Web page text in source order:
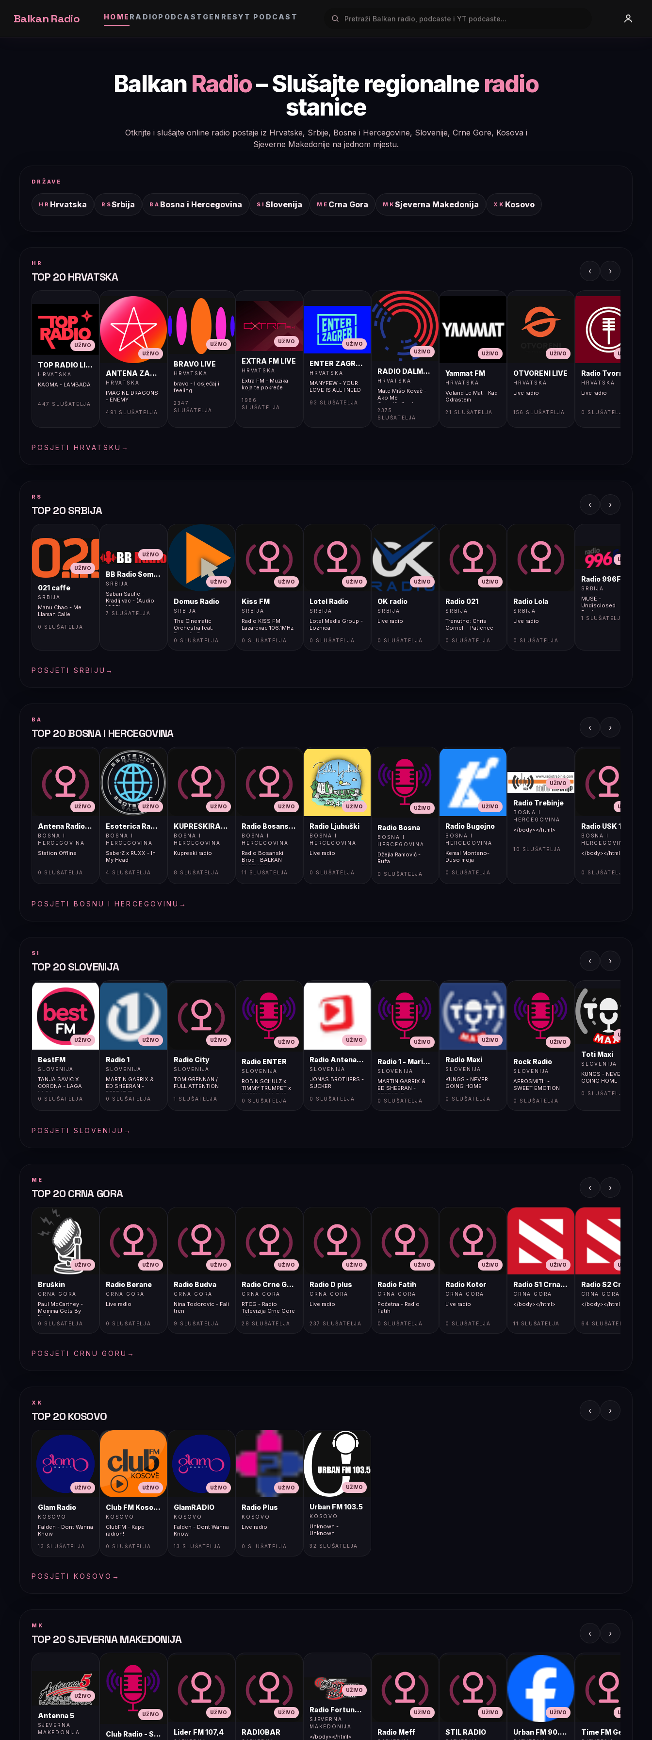
Balkan Radio HOME RADIOPODCAST GENRESYT PODCAST
Balkan Radio– Slušajte regionalne radio
stanice
Otkrijte i slušajte online radio postaje iz Hrvatske, Srbije, Bosne i Hercegovine, Slovenije, Crne Gore, Kosova i
Sjeverne Makedonije na jednom mjestu.
DRŽAVE
HR Hrvatska RSSrbija BA Bosna i Hercegovina SI Slovenija ME Crna Gora MKSjeverna Makedonija XK Kosovo
HR
TOP 20 HRVATSKA ‹ ›
UŽIVO
TOP RADIO LIVE
HRVATSKA
KAOMA - LAMBADA
447 SLUŠATELJA
UŽIVO
ANTENA ZAGREB LIVE
HRVATSKA
IMAGINE DRAGONS
- ENEMY
491 SLUŠATELJA
UŽIVO
BRAVO LIVE
HRVATSKA
bravo - I osjećaj i
feeling
2347
SLUŠATELJA
UŽIVO
EXTRA FM LIVE
HRVATSKA
Extra FM - Muzika
koja te pokreće
1986
SLUŠATELJA
UŽIVO
ENTER ZAGREB LIVE
HRVATSKA
MANYFEW - YOUR
LOVE IS ALL I NEED
93 SLUŠATELJA
UŽIVO
RADIO DALMACIJA LIVE
HRVATSKA
Mate Mišo Kovač -
Ako Me
Ostaviš</body>
</html>
2375
SLUŠATELJA
UŽIVO
Yammat FM
HRVATSKA
Voland Le Mat - Kad
Odrastem
21 SLUŠATELJA
UŽIVO
OTVORENI LIVE
HRVATSKA
Live radio
156 SLUŠATELJA
UŽIVO
Radio Tvornica
HRVATSKA
Live radio
0 SLUŠATELJA
POSJETI HRVATSKU →
RS
TOP 20 SRBIJA ‹ ›
UŽIVO
021 caffe
SRBIJA
Manu Chao - Me
Llaman Calle
0 SLUŠATELJA
UŽIVO
BB Radio Sombor
SRBIJA
Saban Saulic -
Kradljivac - (Audio
1997)
7 SLUŠATELJA
UŽIVO
Domus Radio
SRBIJA
The Cinematic
Orchestra feat.
Fontella Bass -
Evolution
0 SLUŠATELJA
UŽIVO
Kiss FM
SRBIJA
Radio KISS FM
Lazarevac 106.1MHz
0 SLUŠATELJA
UŽIVO
Lotel Radio
SRBIJA
Lotel Media Group -
Loznica
0 SLUŠATELJA
UŽIVO
OK radio
SRBIJA
Live radio
0 SLUŠATELJA
UŽIVO
Radio 021
SRBIJA
Trenutno: Chris
Cornell - Patience
0 SLUŠATELJA
Radio Lola
SRBIJA
Live radio
0 SLUŠATELJA
UŽIVO
Radio 996FM
SRBIJA
MUSE -
Undisclosed
Desires
1 SLUŠATELJA
POSJETI SRBIJU →
BA
TOP 20 BOSNA I HERCEGOVINA ‹ ›
UŽIVO
Antena Radio, Jelah Tešanj
BOSNA I
HERCEGOVINA
Station Offline
0 SLUŠATELJA
UŽIVO
Esoterica Radio S1
BOSNA I
HERCEGOVINA
SaberZ x RUXX - In
My Head
4 SLUŠATELJA
UŽIVO
KUPRESKIRADIO
BOSNA I
HERCEGOVINA
Kupreski radio
8 SLUŠATELJA
UŽIVO
Radio Bosanski Brod
BOSNA I
HERCEGOVINA
Radio Bosanski
Brod - BALKAN
PARTY MIX
2024</body>
11 SLUŠATELJA
UŽIVO
Radio Ljubuški
BOSNA I
HERCEGOVINA
Live radio
0 SLUŠATELJA
UŽIVO
Radio Bosna
BOSNA I
HERCEGOVINA
Džejla Ramović -
Ruža
0 SLUŠATELJA
UŽIVO
Radio Bugojno
BOSNA I
HERCEGOVINA
Kemal Monteno-
Duso moja
0 SLUŠATELJA
UŽIVO
Radio Trebinje
BOSNA I
HERCEGOVINA
</body></html>
10 SLUŠATELJA
UŽIVO
Radio USK 1
BOSNA I
HERCEGOVINA
</body></html>
0 SLUŠATELJA
POSJETI BOSNU I HERCEGOVINU →
SI
TOP 20 SLOVENIJA ‹ ›
UŽIVO
BestFM
SLOVENIJA
TANJA SAVIC X
CORONA - LAGA
LAGA
0 SLUŠATELJA
UŽIVO
Radio 1
SLOVENIJA
MARTIN GARRIX &
ED SHEERAN -
REPEAT IT
0 SLUŠATELJA
UŽIVO
Radio City
SLOVENIJA
TOM GRENNAN /
FULL ATTENTION
1 SLUŠATELJA
UŽIVO
Radio ENTER
SLOVENIJA
ROBIN SCHULZ x
TIMMY TRUMPET x
KOPPY - ALL THE
THINGS SHE SAID
0 SLUŠATELJA
UŽIVO
Radio Antena (105.2MHz)
SLOVENIJA
JONAS BROTHERS -
SUCKER
0 SLUŠATELJA
UŽIVO
Radio 1 - Maribor (107.9MHz)
SLOVENIJA
MARTIN GARRIX &
ED SHEERAN -
REPEAT IT
0 SLUŠATELJA
UŽIVO
Radio Maxi
SLOVENIJA
KUNGS - NEVER
GOING HOME
0 SLUŠATELJA
UŽIVO
Rock Radio
SLOVENIJA
AEROSMITH -
SWEET EMOTION
0 SLUŠATELJA
UŽIVO
Toti Maxi
SLOVENIJA
KUNGS - NEVER
GOING HOME
0 SLUŠATELJA
POSJETI SLOVENIJU →
ME
TOP 20 CRNA GORA ‹ ›
UŽIVO
Bruškin
CRNA GORA
Paul McCartney -
Momma Gets By
[9gj]
0 SLUŠATELJA
UŽIVO
Radio Berane
CRNA GORA
Live radio
0 SLUŠATELJA
UŽIVO
Radio Budva
CRNA GORA
Nina Todorovic - Fali
tren
9 SLUŠATELJA
UŽIVO
Radio Crne Gore 1
CRNA GORA
RTCG - Radio
Televizija Crne Gore
- Nacionalni javni
servis
28 SLUŠATELJA
UŽIVO
Radio D plus
CRNA GORA
Live radio
237 SLUŠATELJA
UŽIVO
Radio Fatih
CRNA GORA
Početna - Radio
Fatih
0 SLUŠATELJA
UŽIVO
Radio Kotor
CRNA GORA
Live radio
0 SLUŠATELJA
UŽIVO
Radio S1 Crna Gora
CRNA GORA
</body></html>
11 SLUŠATELJA
UŽIVO
Radio S2 Crna Gora
CRNA GORA
</body></html>
64 SLUŠATELJA
POSJETI CRNU GORU →
XK
TOP 20 KOSOVO ‹ ›
UŽIVO
Glam Radio
KOSOVO
Falden - Dont Wanna
Know
13 SLUŠATELJA
UŽIVO
Club FM Kosovë
KOSOVO
ClubFM - Kape
radion!
0 SLUŠATELJA
UŽIVO
GlamRADIO
KOSOVO
Falden - Dont Wanna
Know
13 SLUŠATELJA
UŽIVO
Radio Plus
KOSOVO
Live radio
0 SLUŠATELJA
UŽIVO
Urban FM 103.5
KOSOVO
Unknown -
Unknown
32 SLUŠATELJA
POSJETI KOSOVO →
MK
TOP 20 SJEVERNA MAKEDONIJA ‹ ›
UŽIVO
Antenna 5
SJEVERNA
MAKEDONIJA
UŽIVO
Club Radio - Skopje, Mcedonia
UŽIVO
Lider FM 107,4
UŽIVO
RADIOBAR
UŽIVO
Radio Fortuna 96.8 FM
SJEVERNA
MAKEDONIJA
</body></html>
UŽIVO
Radio Meff
UŽIVO
STIL RADIO
UŽIVO
Urban FM 90.8 Skopje
UŽIVO
Time FM Gevgelija